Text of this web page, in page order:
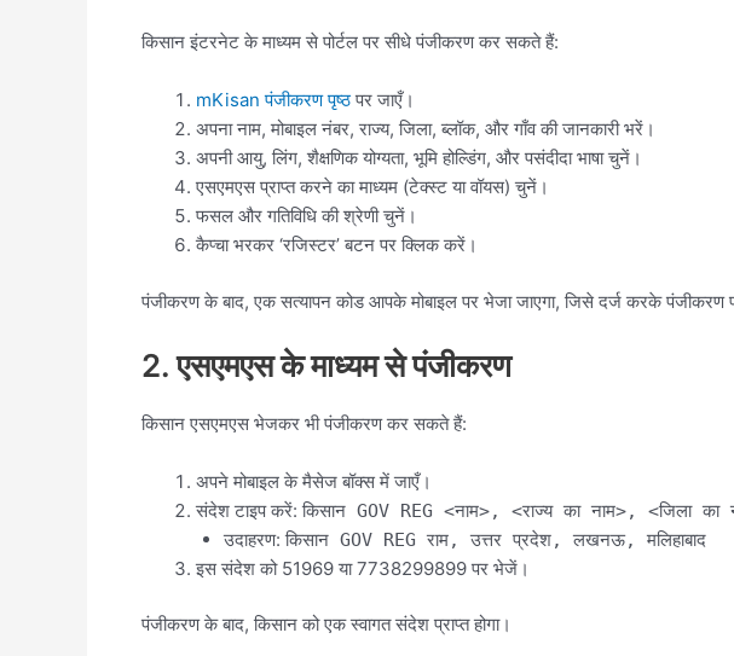
किसान इंटरनेट के माध्यम से पोर्टल पर सीधे पंजीकरण कर सकते हैं:
mKisan पंजीकरण पृष्ठपर जाएँ।
अपना नाम, मोबाइल नंबर, राज्य, जिला, ब्लॉक, और गाँव की जानकारी भरें।
अपनी आयु, लिंग, शैक्षणिक योग्यता, भूमि होल्डिंग, और पसंदीदा भाषा चुनें।
एसएमएस प्राप्त करने का माध्यम (टेक्स्ट या वॉयस) चुनें।
फसल और गतिविधि की श्रेणी चुनें।
कैप्चा भरकर ‘रजिस्टर’ बटन पर क्लिक करें।
पंजीकरण के बाद, एक सत्यापन कोड आपके मोबाइल पर भेजा जाएगा, जिसे दर्ज करके पंजीकरण
2. एसएमएस के माध्यम से पंजीकरण
किसान एसएमएस भेजकर भी पंजीकरण कर सकते हैं:
अपने मोबाइल के मैसेज बॉक्स में जाएँ।
संदेश टाइप करें:किसान GOV REG <नाम>, <राज्य का नाम>, <जिला का
उदाहरण:किसान GOV REG राम, उत्तर प्रदेश, लखनऊ, मलिहाबाद
इस संदेश को 51969 या 7738299899 पर भेजें।
पंजीकरण के बाद, किसान को एक स्वागत संदेश प्राप्त होगा।